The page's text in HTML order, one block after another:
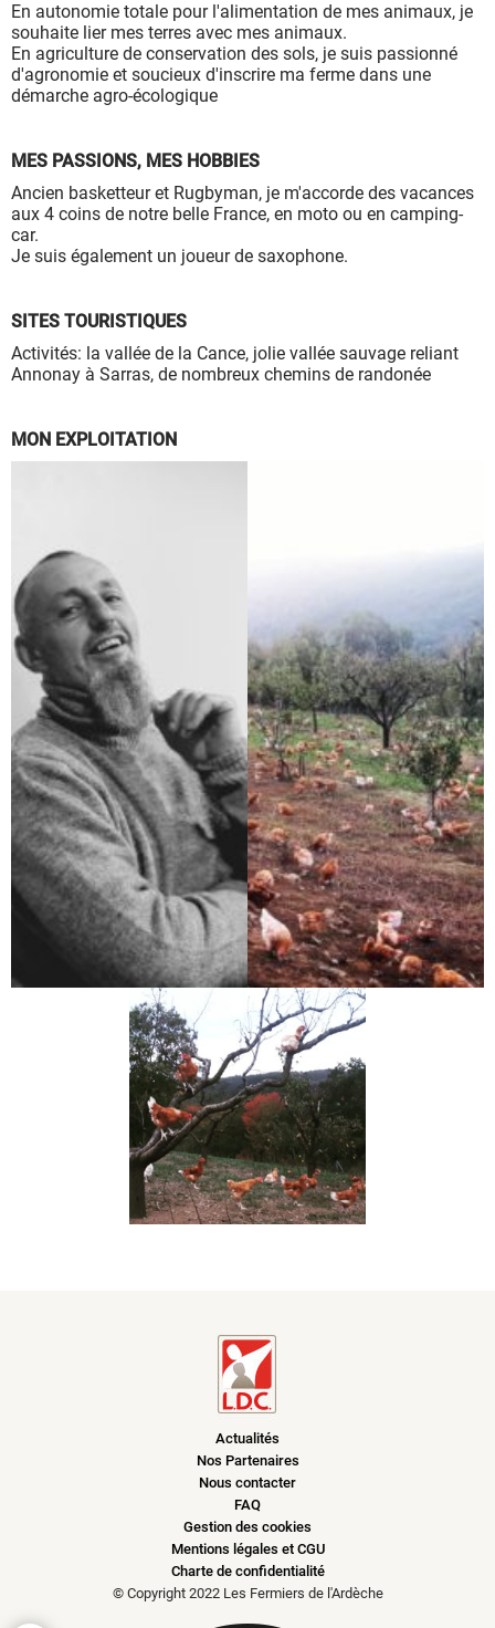
En autonomie totale pour l'alimentation de mes animaux, je
souhaite lier mes terres avec mes animaux.
En agriculture de conservation des sols, je suis passionné
d'agronomie et soucieux d'inscrire ma ferme dans une
démarche agro-écologique
MES PASSIONS, MES HOBBIES
Ancien basketteur et Rugbyman, je m'accorde des vacances
aux 4 coins de notre belle France, en moto ou en camping-
car.
Je suis également un joueur de saxophone.
SITES TOURISTIQUES
Activités: la vallée de la Cance, jolie vallée sauvage reliant
Annonay à Sarras, de nombreux chemins de randonée
MON EXPLOITATION
Actualités
Nos Partenaires
Nous contacter
FAQ
Gestion des cookies
Mentions légales et CGU
Charte de confidentialité
© Copyright 2022 Les Fermiers de l'Ardèche